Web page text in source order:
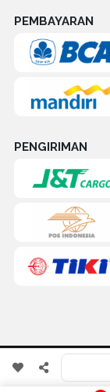
PEMBAYARAN
PENGIRIMAN
COPYRIGHT (C)
SENTOSA